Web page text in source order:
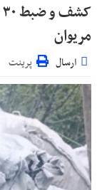
مریوان
ارسال پرینت